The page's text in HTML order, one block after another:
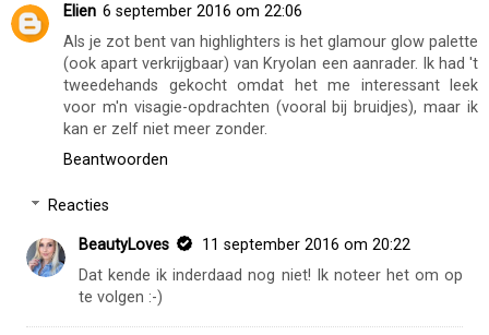
Elien 6 september 2016 om 22:06
Als je zot bent van highlighters is het glamour glow palette
(ook apart verkrijgbaar) van Kryolan een aanrader. Ik had 't
tweedehands gekocht omdat het me interessant leek
voor m'n visagie-opdrachten (vooral bij bruidjes), maar ik
kan er zelf niet meer zonder.
Beantwoorden
Reacties
BeautyLoves
11 september 2016 om 20:22
Dat kende ik inderdaad nog niet! Ik noteer het om op
te volgen :-)